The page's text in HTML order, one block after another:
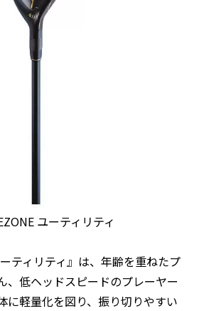
ユーティリティ
ーティリティ』は、年齢を重ねたプ
、低ヘッドスピードのプレーヤー
に軽量化を図り、振り切りやすい